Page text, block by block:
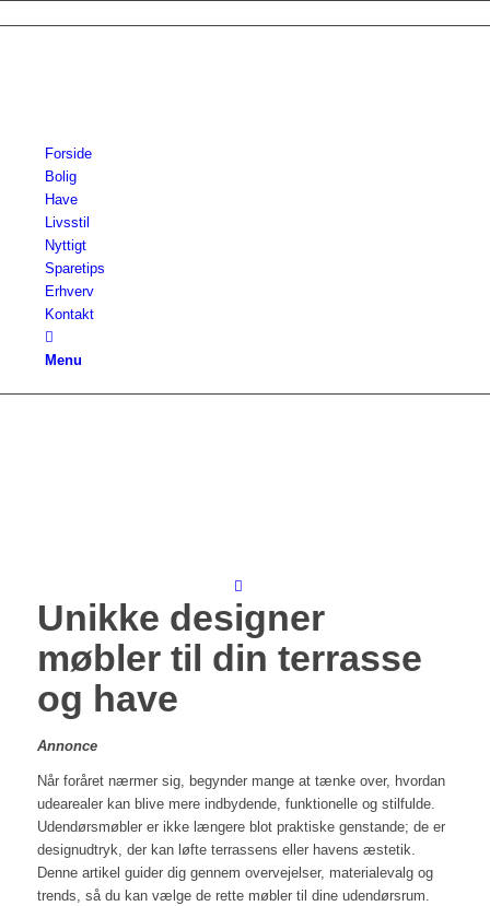
Forside
Bolig
Have
Livsstil
Nyttigt
Sparetips
Erhverv
Kontakt
Menu
Unikke designer
møbler til din terrasse
og have
Annonce
Når foråret nærmer sig, begynder mange at tænke over, hvordan
udearealer kan blive mere indbydende, funktionelle og stilfulde.
Udendørsmøbler er ikke længere blot praktiske genstande; de er
designudtryk, der kan løfte terrassens eller havens æstetik.
Denne artikel guider dig gennem overvejelser, materialevalg og
trends, så du kan vælge de rette møbler til dine udendørsrum.